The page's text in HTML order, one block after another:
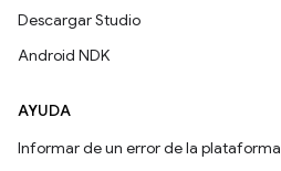
Descargar Studio
Android NDK
AYUDA
Informar de un error de la plataforma